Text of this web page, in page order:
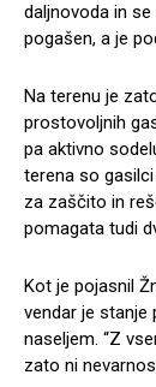
daljnovoda in
pogašen, a je
Na terenu je
prostovoljnih
pa aktivno
terena so
za zaščito in
pomagata tudi
Kot je pojasnil
vendar je stanje
naseljem. “Z
zato ni